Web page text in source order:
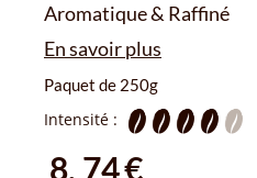
Aromatique & Raffiné
En savoir plus
Paquet de 250g
Intensité :
8, 74€